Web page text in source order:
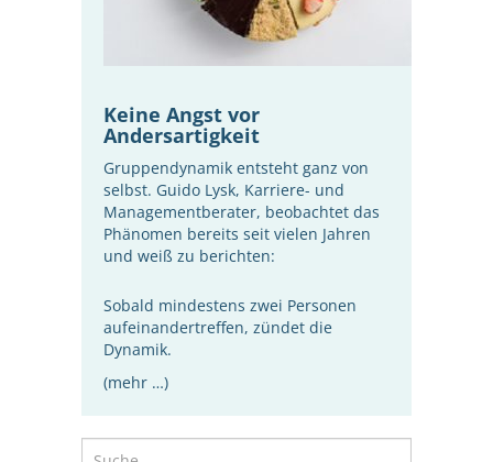
Keine Angst vor
Andersartigkeit
Gruppendynamik entsteht ganz von
selbst. Guido Lysk, Karriere- und
Managementberater, beobachtet das
Phänomen bereits seit vielen Jahren
und weiß zu berichten:
Sobald mindestens zwei Personen
aufeinandertreffen, zündet die
Dynamik.
(mehr …)